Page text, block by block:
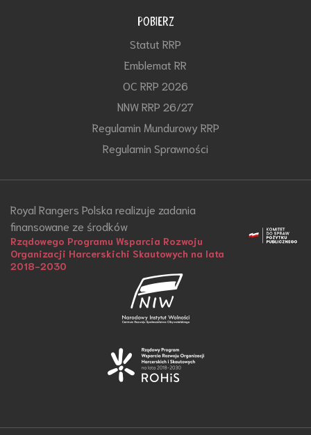
POBIERZ
Statut RRP
Emblemat RR
OC RRP 2026
NNW RRP 26/27
Regulamin Mundurowy RRP
Regulamin Sprawności
Royal Rangers Polska realizuje zadania
finansowane ze środków
Rządowego Programu Wsparcia Rozwoju
Organizacji Harcerskichi Skautowych na lata
2018-2030